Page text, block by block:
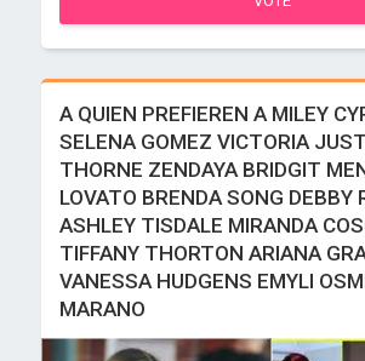
A QUIEN PREFIEREN A MILEY
SELENA GOMEZ VICTORIA
THORNE ZENDAYA BRIDGIT
LOVATO BRENDA SONG DEBBY
ASHLEY TISDALE MIRANDA
TIFFANY THORTON ARIANA
VANESSA HUDGENS EMYLI
MARANO